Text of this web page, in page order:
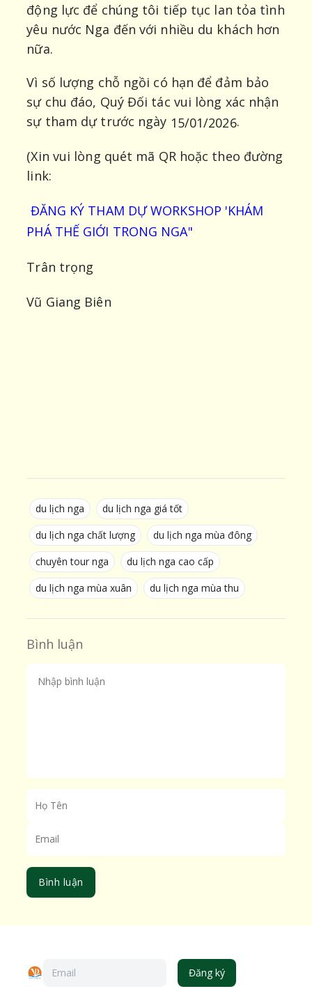
động lực để chúng tôi tiếp tục lan tỏa tình
yêu nước Nga đến với nhiều du khách hơn
nữa.
Vì số lượng chỗ ngồi có hạn để đảm bảo
sự chu đáo, Quý Đối tác vui lòng xác nhận
sự tham dự trước ngày 15/01/2026.
(Xin vui lòng quét mã QR hoặc theo đường
link:
ĐĂNG KÝ THAM DỰ WORKSHOP 'KHÁM
PHÁ THẾ GIỚI TRONG NGA"
Trân trọng
Vũ Giang Biên
du lịch nga
du lịch nga giá tốt
du lịch nga chất lượng
du lịch nga mùa đông
chuyên tour nga
du lịch nga cao cấp
du lịch nga mùa xuân
du lịch nga mùa thu
Bình luận
Bình luận
Đăng ký